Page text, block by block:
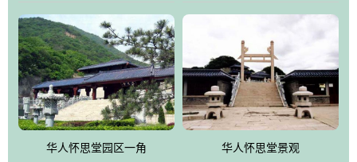
辉。
怀思堂作为豪华室内骨灰存放处，将干支纪年、五行相生相克、天
人合一、太极八卦、生辰八字及生肖等有机结合到历史文化中。一
厅七千个福位分十二小区，按十二地支命名。客户选位，可依据生
肖、八字、时辰亦可参考地理方位、职业、兴趣爱好等等。堂中是
地宫陵寝式的，入口楹联选材于著名田园诗人陶渊明"亲戚或余悲，
他人亦已歌，死后何所道，托体同山阿"中的后两句。反应了回归大
华人怀思堂园区一角 华人怀思堂景观